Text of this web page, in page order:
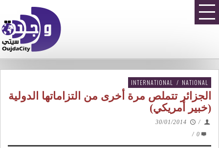
INTERNATIONAL / NATIONAL
الجزائر تتملص مرة أخرى من التزاماتها الدولية
(خبير أمريكي)
/
30/01/2014
0
/